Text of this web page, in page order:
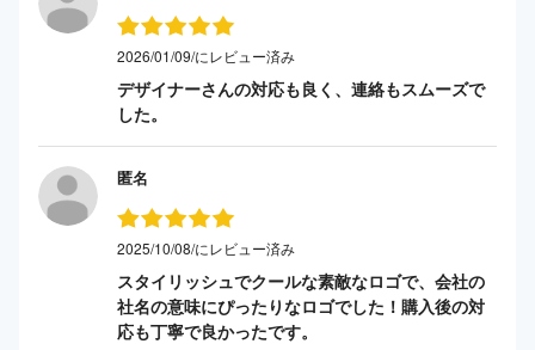
2026/01/09/にレビュー済み
デザイナーさんの対応も良く、連絡もスムーズで
した。
匿名
2025/10/08/にレビュー済み
スタイリッシュでクールな素敵なロゴで、会社の
社名の意味にぴったりなロゴでした！購入後の対
応も丁寧で良かったです。